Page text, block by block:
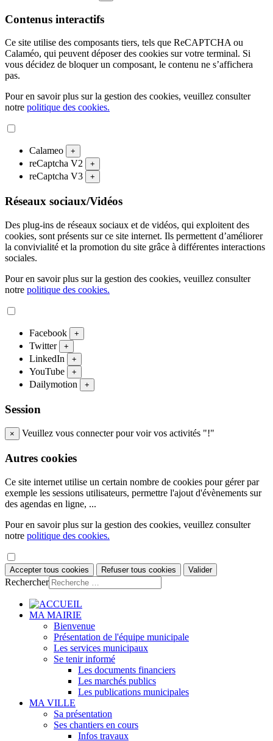
Contenus interactifs
Ce site utilise des composants tiers, tels que ReCAPTCHA ou
Calaméo, qui peuvent déposer des cookies sur votre terminal. Si
vous décidez de bloquer un composant, le contenu ne s’affichera
pas.
Pour en savoir plus sur la gestion des cookies, veuillez consulter
notre politique des cookies.
Calameo +
reCaptcha V2 +
reCaptcha V3 +
Réseaux sociaux/Vidéos
Des plug-ins de réseaux sociaux et de vidéos, qui exploitent des
cookies, sont présents sur ce site internet. Ils permettent d’améliorer
la convivialité et la promotion du site grâce à différentes interactions
sociales.
Pour en savoir plus sur la gestion des cookies, veuillez consulter
notre politique des cookies.
Facebook +
Twitter +
LinkedIn +
YouTube +
Dailymotion +
Session
× Veuillez vous connecter pour voir vos activités "!"
Autres cookies
Ce site internet utilise un certain nombre de cookies pour gérer par
exemple les sessions utilisateurs, permettre l'ajout d'évènements sur
des agendas en ligne, ...
Pour en savoir plus sur la gestion des cookies, veuillez consulter
notre politique des cookies.
Accepter tous cookies Refuser tous cookies Valider
Rechercher
MA MAIRIE
Bienvenue
Présentation de l'équipe municipale
Les services municipaux
Se tenir informé
Les documents financiers
Les marchés publics
Les publications municipales
MA VILLE
Sa présentation
Ses chantiers en cours
Infos travaux